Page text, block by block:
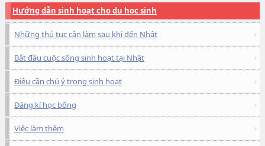
Hướng dẫn sinh hoạt cho du học sinh
Những thủ tục cần làm sau khi đến Nhật
Bắt đầu cuộc sống sinh hoạt tại Nhật
Điều cần chú ý trong sinh hoạt
Đăng kí học bổng
Việc làm thêm